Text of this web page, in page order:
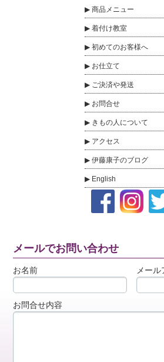
商品メニュー
着付け教室
初めてのお客様へ
お仕立て
ご決済や発送
お問合せ
きもの人について
アクセス
伊藤康子のブログ
English
メールでお問い合わせ
お名前 メール
お問合せ内容